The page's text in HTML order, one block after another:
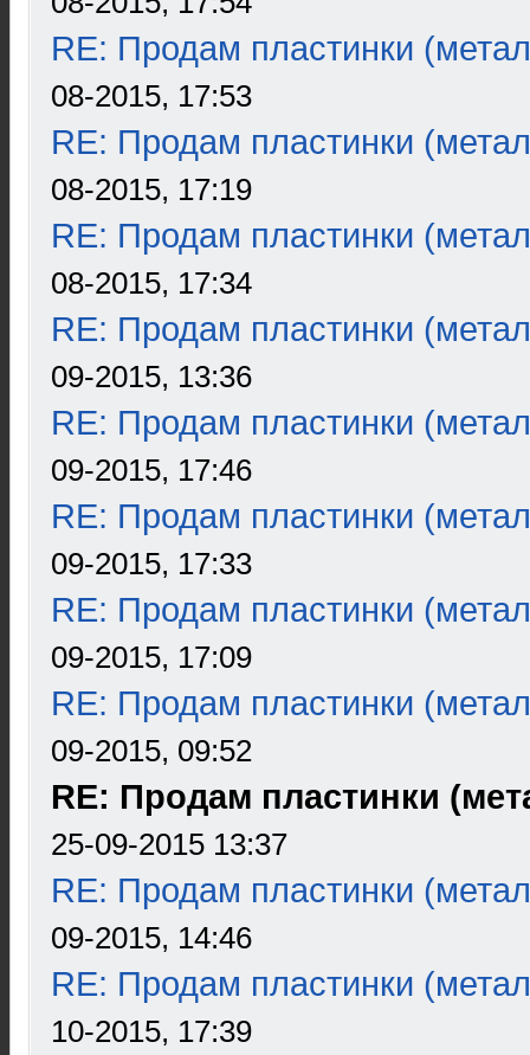
RE: Продам пластинки
08-2015, 17:53
RE: Продам пластинки
08-2015, 17:19
RE: Продам пластинки
08-2015, 17:34
RE: Продам пластинки
09-2015, 13:36
RE: Продам пластинки
09-2015, 17:46
RE: Продам пластинки
09-2015, 17:33
RE: Продам пластинки
09-2015, 17:09
RE: Продам пластинки
09-2015, 09:52
RE: Продам пластинки
25-09-2015 13:37
RE: Продам пластинки
09-2015, 14:46
RE: Продам пластинки
10-2015, 17:39